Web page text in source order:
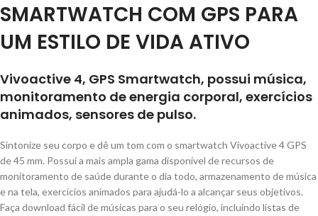
SMARTWATCH COM GPS PARA
UM ESTILO DE VIDA ATIVO
Vivoactive 4, GPS Smartwatch, possui música,
monitoramento de energia corporal, exercí­cios
animados, sensores de pulso.
Sintonize seu corpo e dê um tom com o smartwatch Vivoactive 4 GPS
de 45 mm. Possui a mais ampla gama disponível de recursos de
monitoramento de saúde durante o dia todo, armazenamento de música
e na tela, exercícios animados para ajudá-lo a alcançar seus objetivos.
Faça download fácil de músicas para o seu relógio, incluindo listas de